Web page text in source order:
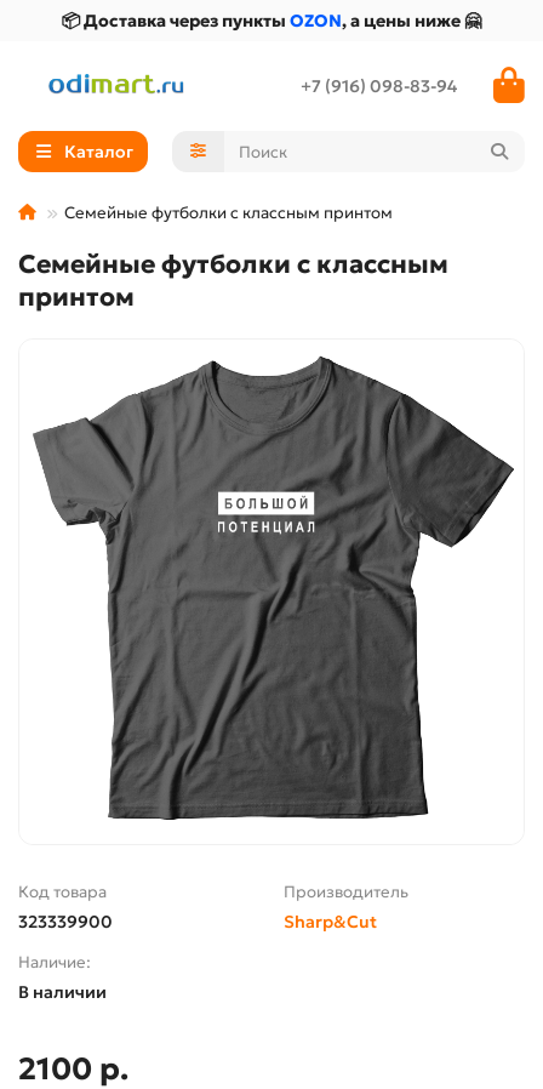
📦 Доставка через пункты OZON, а цены ниже 🤗
+7 (916) 098-83-94
Каталог
Семейные футболки с классным принтом
Семейные футболки с классным
принтом
Код товара
323339900
Производитель
Sharp&Cut
Наличие:
В наличии
2100 р.